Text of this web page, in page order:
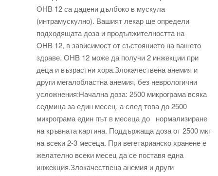
OHB 12 са дадени дълбоко в мускула
(интрамускулно). Вашият лекар ще определи
подходящата доза и продължителността на
OHB 12, в зависимост от състоянието на вашето
здраве. OHB 12 може да получи 2 инжекции при
деца и възрастни хора.Злокачествена анемия и
други мегалобластна анемия, без неврологични
усложнения:Начална доза: 2500 микрограма всяка
седмица за един месец, а след това до 2500
микрограма един път в месеца до нормализиране
на кръвната картина. Поддържаща доза от 2500 мкг
на всеки 2-3 месеца. При вегетарианско хранене е
желателно всеки месец да се поставя една
инжекция.Злокачествена анемия и други